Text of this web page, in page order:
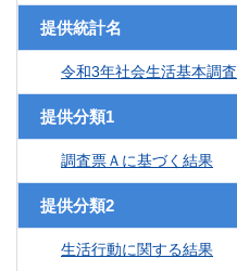
提供統計名
令和3年社会生活基本調査
提供分類1
調査票Ａに基づく結果
提供分類2
生活行動に関する結果